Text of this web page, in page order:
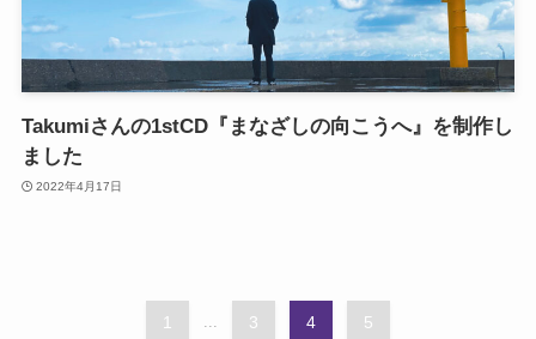
Takumiさんの1stCD『まなざしの向こうへ』を制作し
ました
2022年4月17日
1 ... 3 4 5